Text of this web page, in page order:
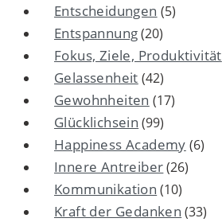
Entscheidungen (5)
Entspannung(20)
Fokus, Ziele, Produktivität
Gelassenheit (42)
Gewohnheiten (17)
Glücklichsein (99)
Happiness Academy (6)
Innere Antreiber(26)
Kommunikation (10)
Kraft der Gedanken (33)